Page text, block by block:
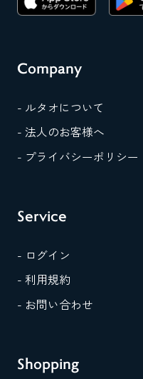
Company
- ルタオについて
- 法人のお客様へ
- プライバシーポリシー
Service
- ログイン
- 利用規約
- お問い合わせ
Shopping